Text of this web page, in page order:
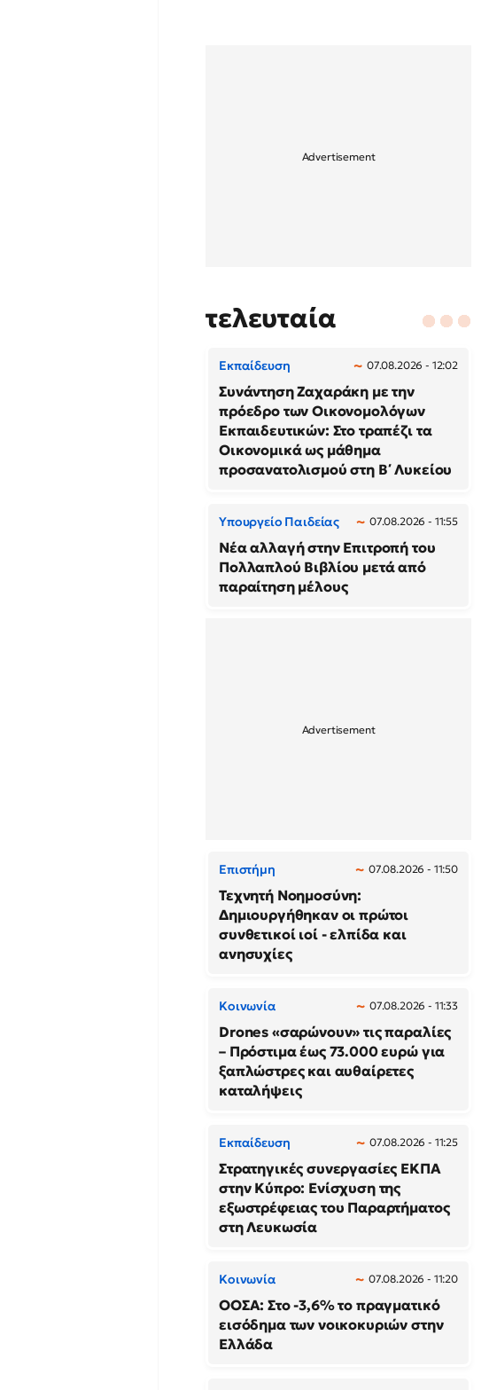
τελευταία
Εκπαίδευση 07.08.2026 - 12:02
Συνάντηση Ζαχαράκη με την
πρόεδρο των Οικονομολόγων
Εκπαιδευτικών: Στο τραπέζι τα
Οικονομικά ως μάθημα
προσανατολισμού στη Β΄ Λυκείου
Υπουργείο Παιδείας 07.08.2026 - 11:55
Νέα αλλαγή στην Επιτροπή του
Πολλαπλού Βιβλίου μετά από
παραίτηση μέλους
Επιστήμη 07.08.2026 - 11:50
Τεχνητή Νοημοσύνη:
Δημιουργήθηκαν οι πρώτοι
συνθετικοί ιοί - ελπίδα και
ανησυχίες
Κοινωνία 07.08.2026 - 11:33
Drones «σαρώνουν» τις παραλίες
– Πρόστιμα έως 73.000 ευρώ για
ξαπλώστρες και αυθαίρετες
καταλήψεις
Εκπαίδευση 07.08.2026 - 11:25
Στρατηγικές συνεργασίες ΕΚΠΑ
στην Κύπρο: Ενίσχυση της
εξωστρέφειας του Παραρτήματος
στη Λευκωσία
Κοινωνία 07.08.2026 - 11:20
ΟΟΣΑ: Στο -3,6% το πραγματικό
εισόδημα των νοικοκυριών στην
Ελλάδα